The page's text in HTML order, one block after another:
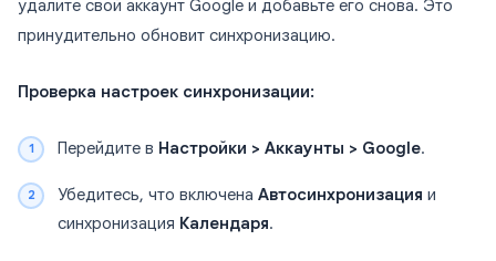
удалите свой аккаунт Google и добавьте его снова. Это
принудительно обновит синхронизацию.
Проверка настроек синхронизации:
Перейдите в Настройки > Аккаунты > Google.
Убедитесь, что включена Автосинхронизация и
синхронизация Календаря.